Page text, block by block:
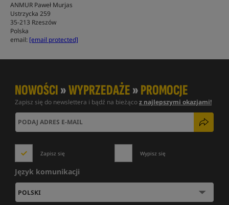
ANMUR Paweł Murjas
Ustrzycka 259
35-213 Rzeszów
Polska
email: [email protected]
NOWOŚCI»WYPRZEDAŻE»PROMOCJE
Zapisz się do newslettera i bądź na bieżącoz najlepszymi okazjami!
Zapisz się Wypisz się
Język komunikacji